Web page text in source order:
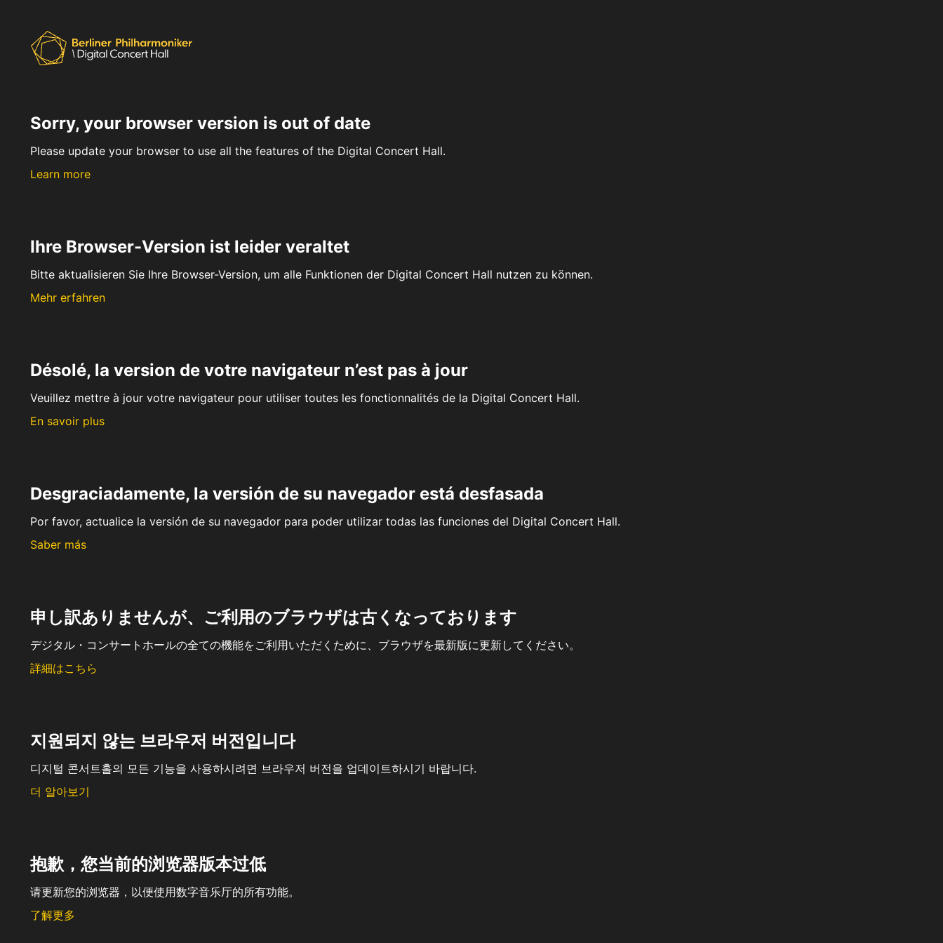
Sorry, your browser version is out of date
Please update your browser to use all the features of the Digital Concert Hall.
Learn more
Ihre Browser-Version ist leider veraltet
Bitte aktualisieren Sie Ihre Browser-Version, um alle Funktionen der Digital Concert Hall nutzen zu können.
Mehr erfahren
Désolé, la version de votre navigateur n’est pas à jour
Veuillez mettre à jour votre navigateur pour utiliser toutes les fonctionnalités de la Digital Concert Hall.
En savoir plus
Desgraciadamente, la versión de su navegador está desfasada
Por favor, actualice la versión de su navegador para poder utilizar todas las funciones del Digital Concert Hall.
Saber más
申し訳ありませんが、ご利用のブラウザは古くなっております
デジタル・コンサートホールの全ての機能をご利用いただくために、ブラウザを最新版に更新してください。
詳細はこちら
지원되지 않는 브라우저 버전입니다
디지털 콘서트홀의 모든 기능을 사용하시려면 브라우저 버전을 업데이트하시기 바랍니다.
더 알아보기
抱歉，您当前的浏览器版本过低
请更新您的浏览器，以便使用数字音乐厅的所有功能。
了解更多